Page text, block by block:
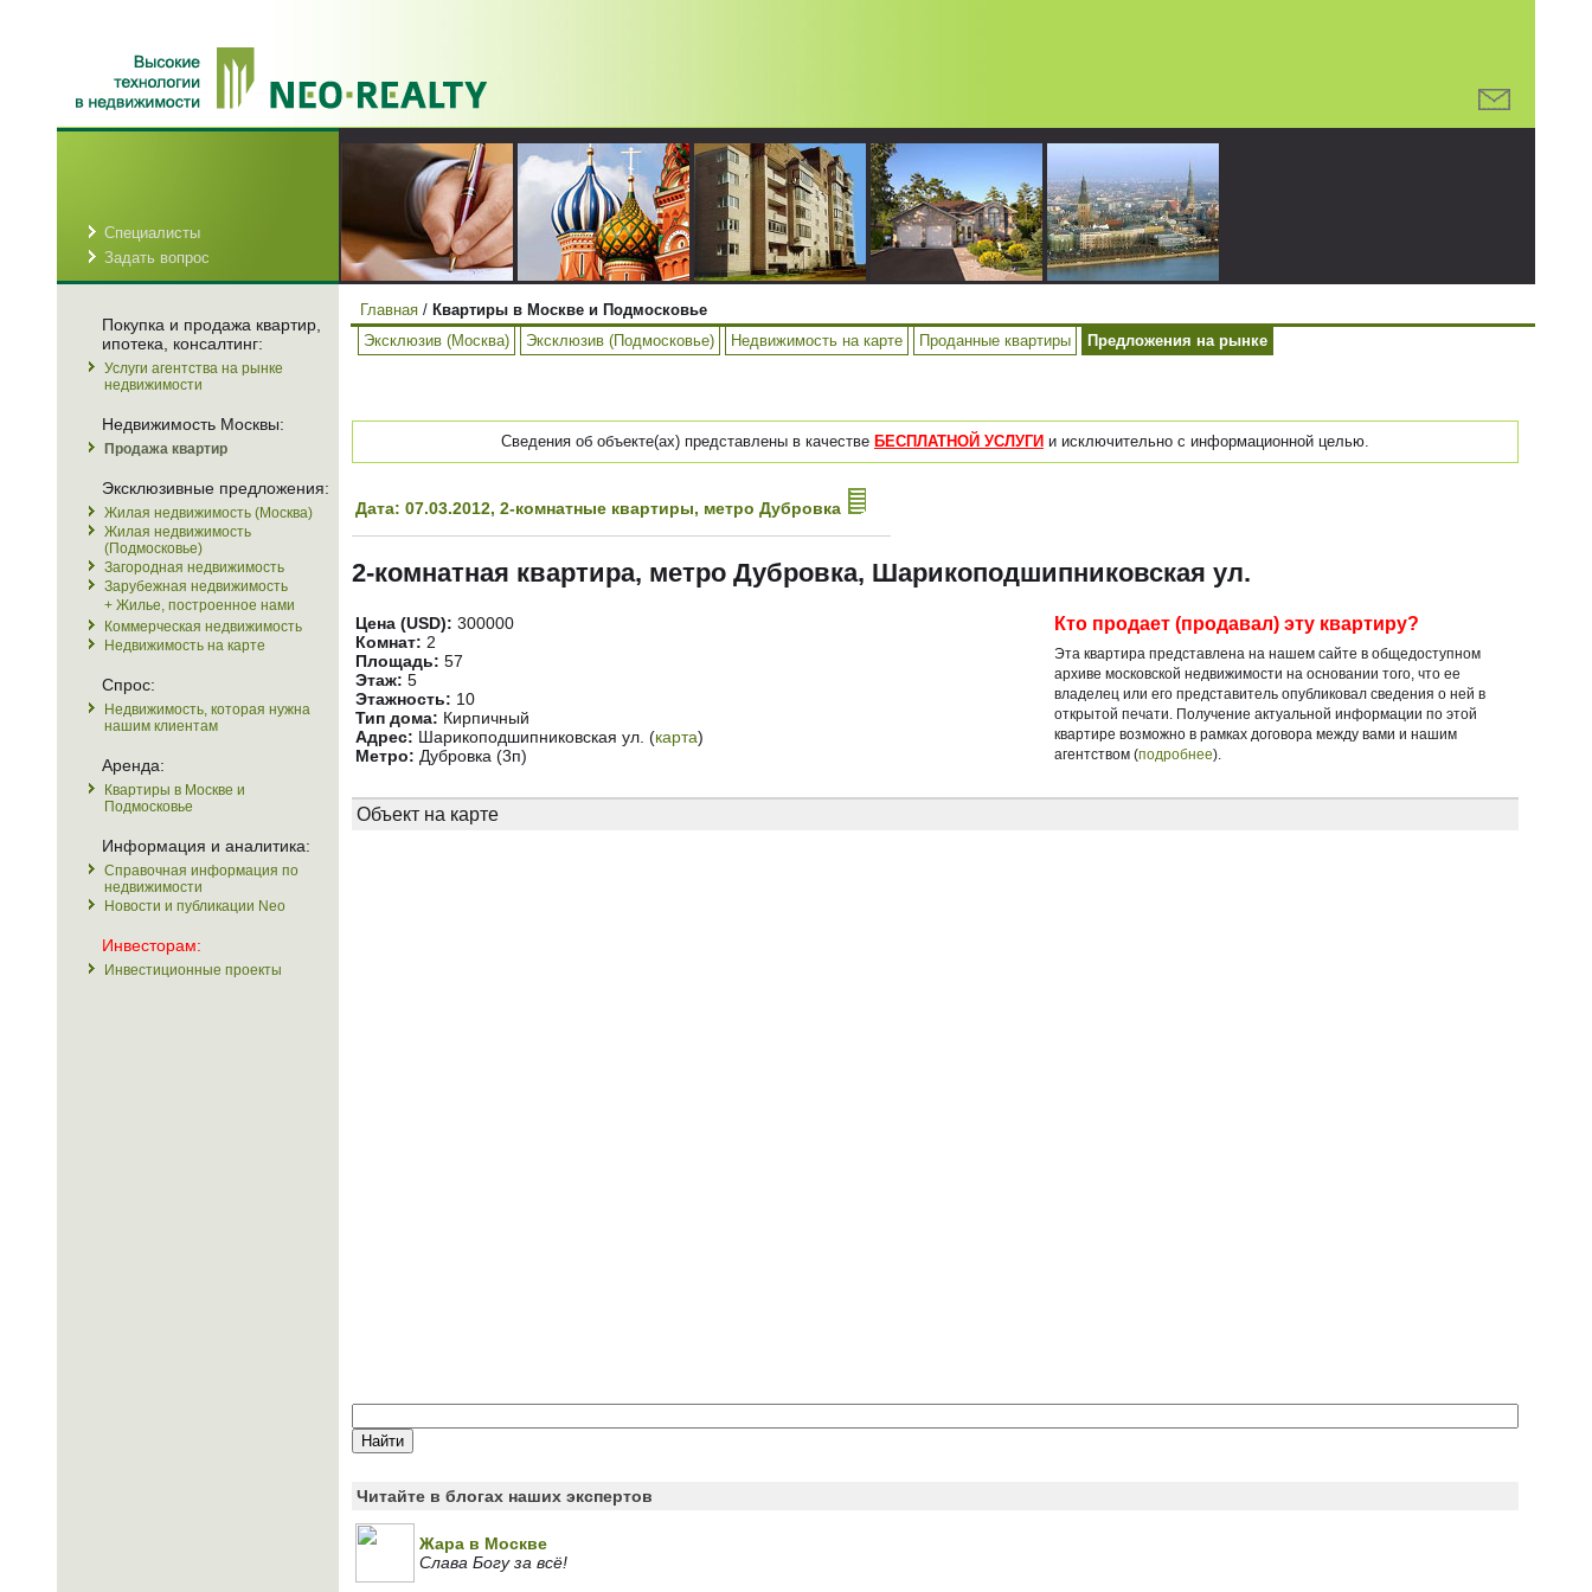
Специалисты
Задать вопрос
Покупка и продажа квартир,
ипотека, консалтинг:
Услуги агентства на рынке
недвижимости
Недвижимость Москвы:
Продажа квартир
Эксклюзивные предложения:
Жилая недвижимость (Москва)
Жилая недвижимость
(Подмосковье)
Загородная недвижимость
Зарубежная недвижимость
+ Жилье, построенное нами
Коммерческая недвижимость
Недвижимость на карте
Спрос:
Недвижимость, которая нужна
нашим клиентам
Аренда:
Квартиры в Москве и
Подмосковье
Информация и аналитика:
Справочная информация по
недвижимости
Новости и публикации Neo
Инвесторам:
Инвестиционные проекты
Главная / Квартиры в Москве и Подмосковье
Эксклюзив (Москва)
Эксклюзив (Подмосковье) Недвижимость на карте Проданные квартиры Предложения на рынке
Сведения об объекте(ах) представлены в качестве БЕСПЛАТНОЙ УСЛУГИ и исключительно с информационной целью.
Дата: 07.03.2012, 2-комнатные квартиры, метро Дубровка
2-комнатная квартира, метро Дубровка, Шарикоподшипниковская ул.
Цена (USD): 300000
Комнат: 2
Площадь: 57
Этаж: 5
Этажность: 10
Тип дома: Кирпичный
Адрес: Шарикоподшипниковская ул. (карта)
Метро: Дубровка (3п)
Кто продает (продавал) эту квартиру?
Эта квартира представлена на нашем сайте в общедоступном
архиве московской недвижимости на основании того, что ее
владелец или его представитель опубликовал сведения о ней в
открытой печати. Получение актуальной информации по этой
квартире возможно в рамках договора между вами и нашим
агентством (подробнее).
Объект на карте
Читайте в блогах наших экспертов
Жара в Москве
Слава Богу за всё!